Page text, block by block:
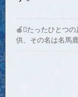
🍎たったひとつ
供、その名は名馬